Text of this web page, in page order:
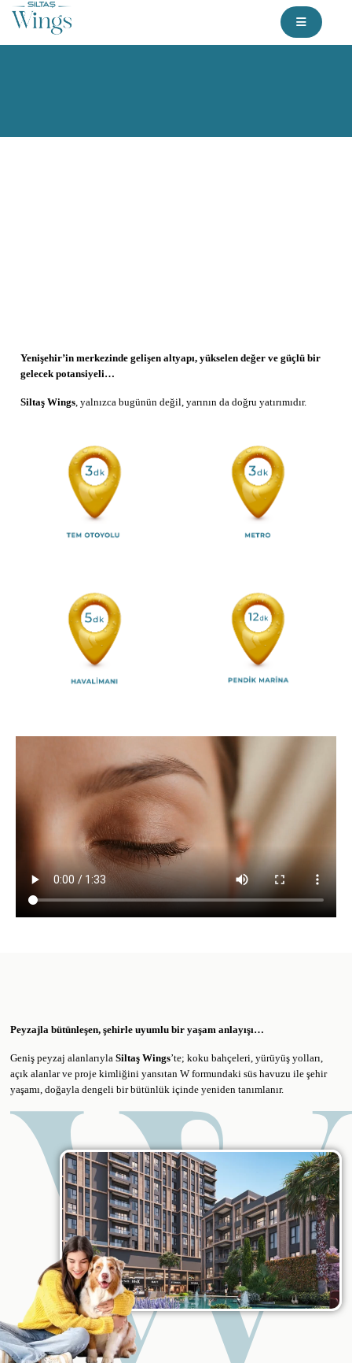
Yenişehir’in merkezinde gelişen altyapı, yükselen değer ve güçlü bir
gelecek potansiyeli…
Siltaş Wings, yalnızca bugünün değil, yarının da doğru yatırımıdır.
Peyzajla bütünleşen, şehirle uyumlu bir yaşam anlayışı…
Geniş peyzaj alanlarıyla Siltaş Wings’te; koku bahçeleri, yürüyüş yolları,
açık alanlar ve proje kimliğini yansıtan W formundaki süs havuzu ile şehir
yaşamı, doğayla dengeli bir bütünlük içinde yeniden tanımlanır.